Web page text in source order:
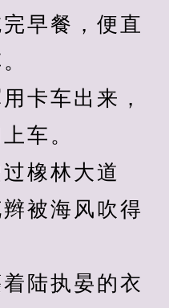
早餐，便直
车出来，
车。
橡林大道
被海风吹得
陆执晏的衣